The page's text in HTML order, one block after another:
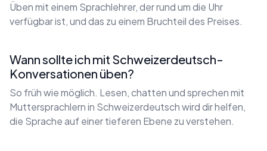
Üben mit einem Sprachlehrer, der rund um die Uhr
verfügbar ist, und das zu einem Bruchteil des Preises.
Wann sollte ich mit Schweizerdeutsch-
Konversationen üben?
So früh wie möglich. Lesen, chatten und sprechen mit
Muttersprachlern in Schweizerdeutsch wird dir helfen,
die Sprache auf einer tieferen Ebene zu verstehen.